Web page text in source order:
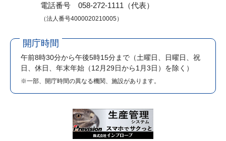
電話番号 058-272-1111（代表）
（法人番号4000020210005）
開庁時間
午前8時30分から午後5時15分まで （土曜日、日曜日、祝
日、休日、年末年始（12月29日から1月3日）を除く）
※一部、開庁時間の異なる機関、施設があります。